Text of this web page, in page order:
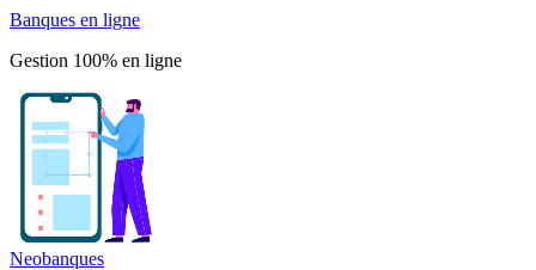
Banques en ligne
Gestion 100% en ligne
Neobanques